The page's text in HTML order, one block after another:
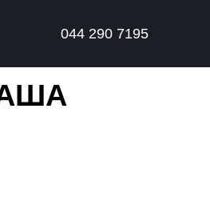
044 290 7195